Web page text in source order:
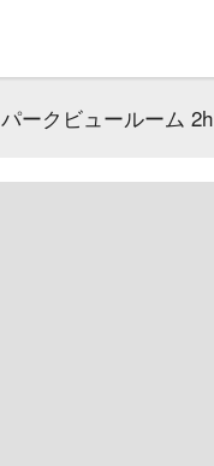
パークビュールーム 2h